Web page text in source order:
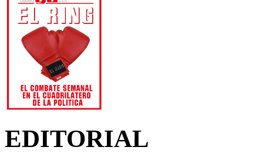
EDITORIAL